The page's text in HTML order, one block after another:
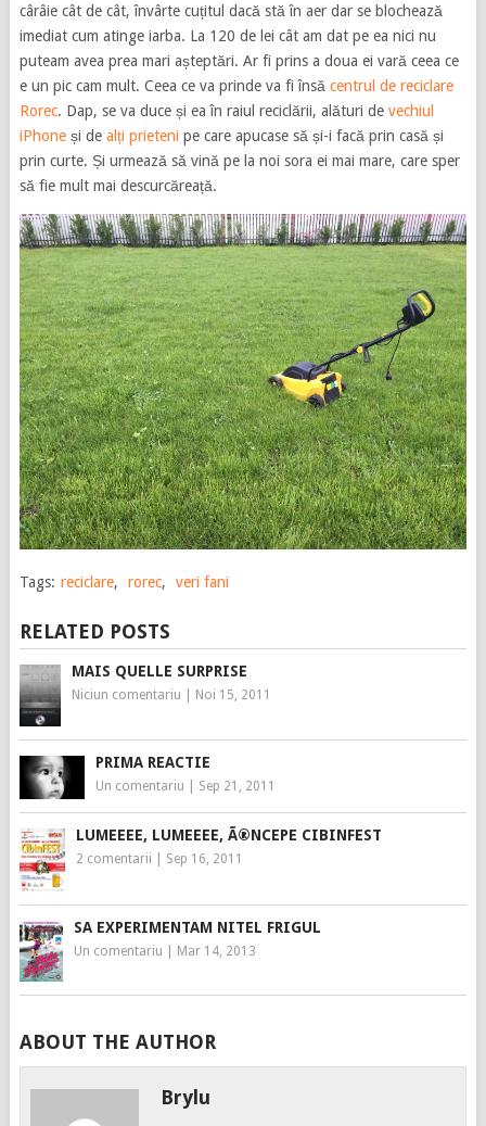
cârâie cât de cât, învârte cuțitul dacă stă în aer dar se blochează
imediat cum atinge iarba. La 120 de lei cât am dat pe ea nici nu
puteam avea prea mari așteptări. Ar fi prins a doua ei vară ceea ce
e un pic cam mult. Ceea ce va prinde va fi însă centrul de reciclare
Rorec. Dap, se va duce și ea în raiul reciclării, alături de vechiul
iPhoneși de alți prieteni pe care apucase să și-i facă prin casă și
prin curte. Și urmează să vină pe la noi sora ei mai mare, care sper
să fie mult mai descurcăreață.
Tags: reciclare, rorec, veri fani
RELATED POSTS
MAIS QUELLE SURPRISE
Niciun comentariu Noi 15, 2011
PRIMA REACTIE
Un comentariu Sep 21, 2011
LUMEEEE, LUMEEEE, Ã®NCEPE CIBINFEST
2 comentarii Sep 16, 2011
SA EXPERIMENTAM NITEL FRIGUL
Un comentariu Mar 14, 2013
ABOUT THE AUTHOR
Brylu